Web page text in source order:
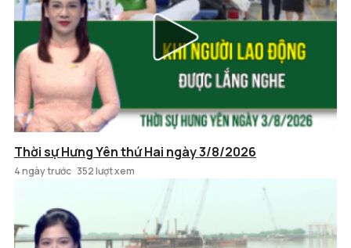
Thời sự Hưng Yên thứ Hai ngày 3/8/2026
4 ngày trước 352 lượt xem